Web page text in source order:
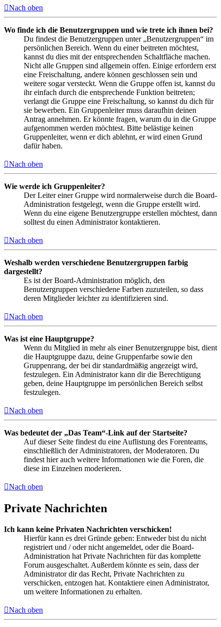
Nach oben
Wo finde ich die Benutzergruppen und wie trete ich ihnen bei?
Du findest die Benutzergruppen unter „Benutzergruppen“ im
persönlichen Bereich. Wenn du einer beitreten möchtest,
kannst du dies mit der entsprechenden Schaltfläche machen.
Nicht alle Gruppen sind allgemein offen. Einige erfordern erst
eine Freischaltung, andere können geschlossen sein und
weitere sogar versteckt. Wenn die Gruppe offen ist, kannst du
ihr einfach durch die entsprechende Funktion beitreten;
verlangt die Gruppe eine Freischaltung, so kannst du dich für
sie bewerben. Ein Gruppenleiter muss daraufhin deinen
Antrag annehmen. Er könnte fragen, warum du in die Gruppe
aufgenommen werden möchtest. Bitte belästige keinen
Gruppenleiter, wenn er dich ablehnt, er wird einen Grund
dafür haben.
Nach oben
Wie werde ich Gruppenleiter?
Der Leiter einer Gruppe wird normalerweise durch die Board-
Administration festgelegt, wenn die Gruppe erstellt wird.
Wenn du eine eigene Benutzergruppe erstellen möchtest, dann
solltest du einen Administrator kontaktieren.
Nach oben
Weshalb werden verschiedene Benutzergruppen farbig
dargestellt?
Es ist der Board-Administration möglich, den
Benutzergruppen verschiedene Farben zuzuteilen, so dass
deren Mitglieder leichter zu identifizieren sind.
Nach oben
Was ist eine Hauptgruppe?
Wenn du Mitglied in mehr als einer Benutzergruppe bist, dient
die Hauptgruppe dazu, deine Gruppenfarbe sowie den
Gruppenrang, der bei dir standardmäßig angezeigt wird,
festzulegen. Ein Administrator kann dir die Berechtigung
geben, deine Hauptgruppe im persönlichen Bereich selbst
festzulegen.
Nach oben
Was bedeutet der „Das Team“-Link auf der Startseite?
Auf dieser Seite findest du eine Auflistung des Forenteams,
einschließlich der Administratoren, der Moderatoren. Du
findest hier auch weitere Informationen wie die Foren, die
diese im Einzelnen moderieren.
Nach oben
Private Nachrichten
Ich kann keine Privaten Nachrichten verschicken!
Hierfür kann es drei Gründe geben: Entweder bist du nicht
registriert und / oder nicht angemeldet, oder die Board-
Administration hat Private Nachrichten für das komplette
Forum ausgeschaltet. Außerdem könnte es sein, dass der
Administrator dir das Recht, Private Nachrichten zu
verschicken, entzogen hat. Kontaktiere einen Administrator,
um weitere Informationen zu erhalten.
Nach oben